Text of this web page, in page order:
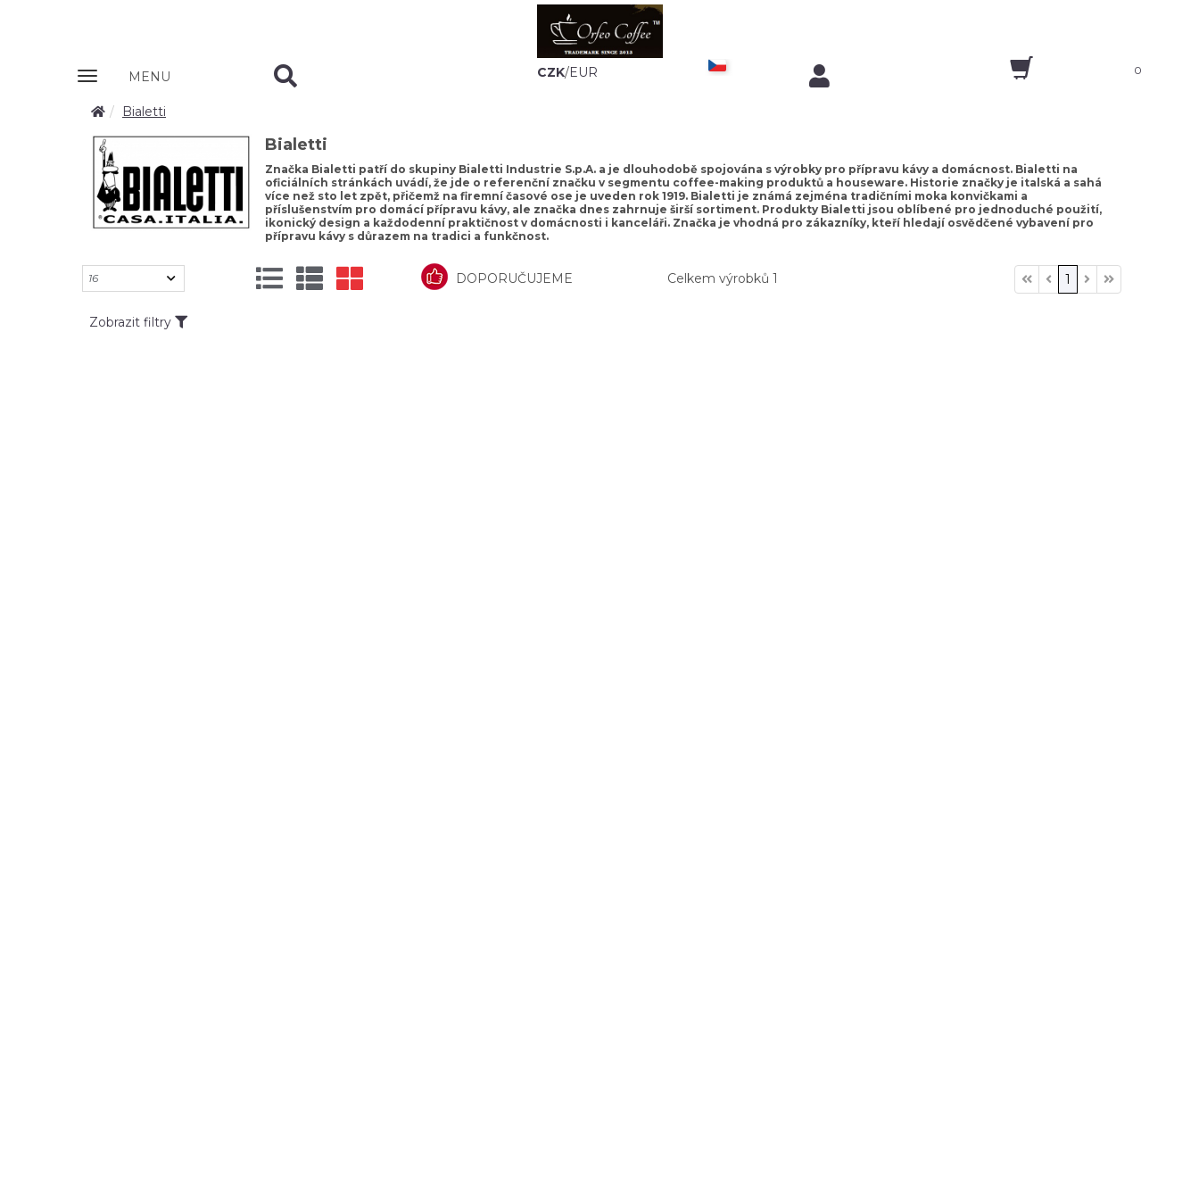
Zobrazit
MENU CZK/EUR 0
Bialetti
Bialetti
Značka Bialetti patří do skupiny Bialetti Industrie S.p.A. a je dlouhodobě spojována s výrobky pro přípravu kávy a domácnost. Bialetti na
oficiálních stránkách uvádí, že jde o referenční značku v segmentu coffee-making produktů a houseware. Historie značky je italská a sahá
více než sto let zpět, přičemž na firemní časové ose je uveden rok 1919. Bialetti je známá zejména tradičními moka konvičkami a
příslušenstvím pro domácí přípravu kávy, ale značka dnes zahrnuje širší sortiment. Produkty Bialetti jsou oblíbené pro jednoduché použití,
ikonický design a každodenní praktičnost v domácnosti i kanceláři. Značka je vhodná pro zákazníky, kteří hledají osvědčené vybavení pro
přípravu kávy s důrazem na tradici a funkčnost.
DOPORUČUJEME Celkem výrobků 1 1
Zobrazit filtry